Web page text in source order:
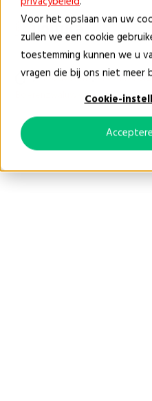
Voor het opslaan van uw
zullen we een cookie
toestemming kunnen we u
vragen die bij ons niet meer
Cookie-
Producten
Boerenzwaluwkom